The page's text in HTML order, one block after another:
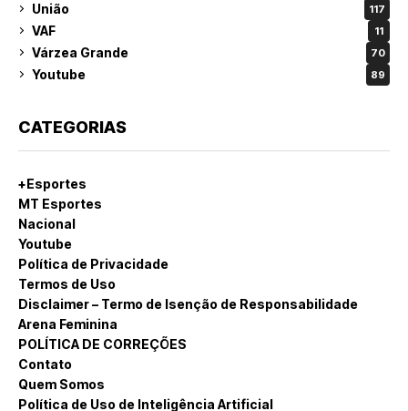
União 117
VAF 11
Várzea Grande 70
Youtube 89
CATEGORIAS
+Esportes
MT Esportes
Nacional
Youtube
Política de Privacidade
Termos de Uso
Disclaimer – Termo de Isenção de Responsabilidade
Arena Feminina
POLÍTICA DE CORREÇÕES
Contato
Quem Somos
Política de Uso de Inteligência Artificial